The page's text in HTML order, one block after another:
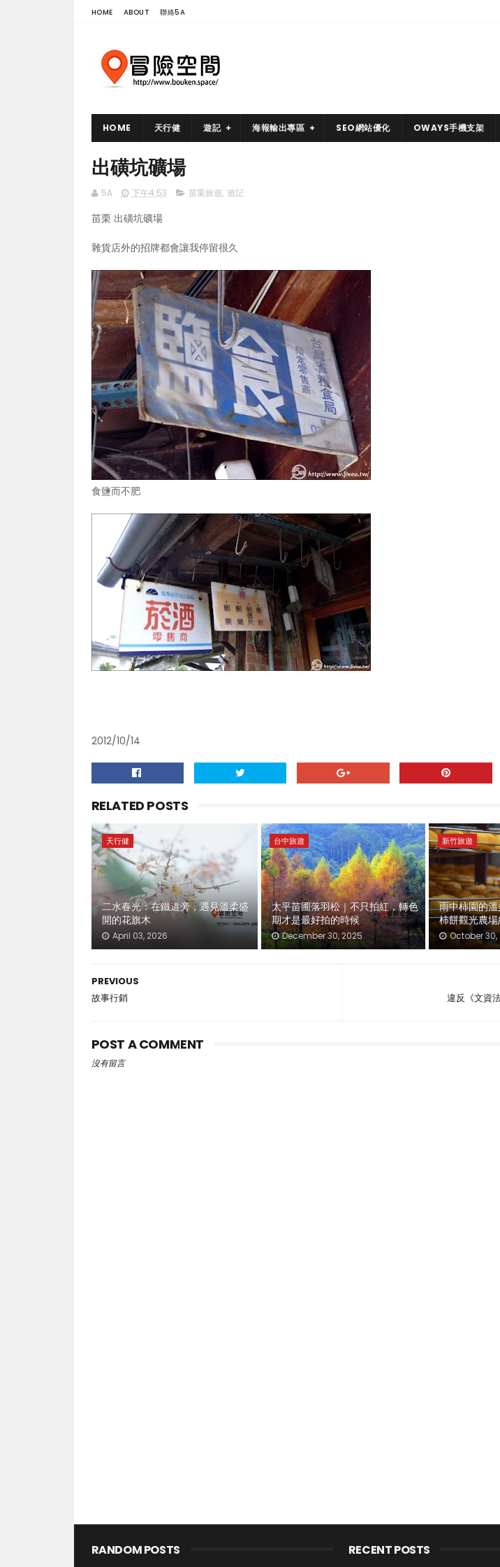
HOME ABOUT 聯絡5A
HOME 天行健 遊記 海報輸出專區 SEO網站優化 OWAYS手機支架
出磺坑礦場
5A 下午4:53 苗栗旅遊, 遊記
苗栗 出磺坑礦場
雜貨店外的招牌都會讓我停留很久
食鹽而不肥
2012/10/14
RELATED POSTS
天行健
二水春光：在鐵道旁，遇見溫柔盛
開的花旗木
April 03, 2026
台中旅遊
太平苗圃落羽松｜不只拍紅，轉色
期才是最好拍的時候
December 30, 2025
新竹旅遊
雨中柿園的
柿餅觀光農
October 30,
違反《文資
PREVIOUS
故事行銷
POST A COMMENT
沒有留言
RANDOM POSTS RECENT POSTS